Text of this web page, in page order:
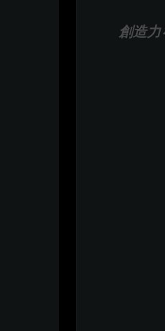
創造力